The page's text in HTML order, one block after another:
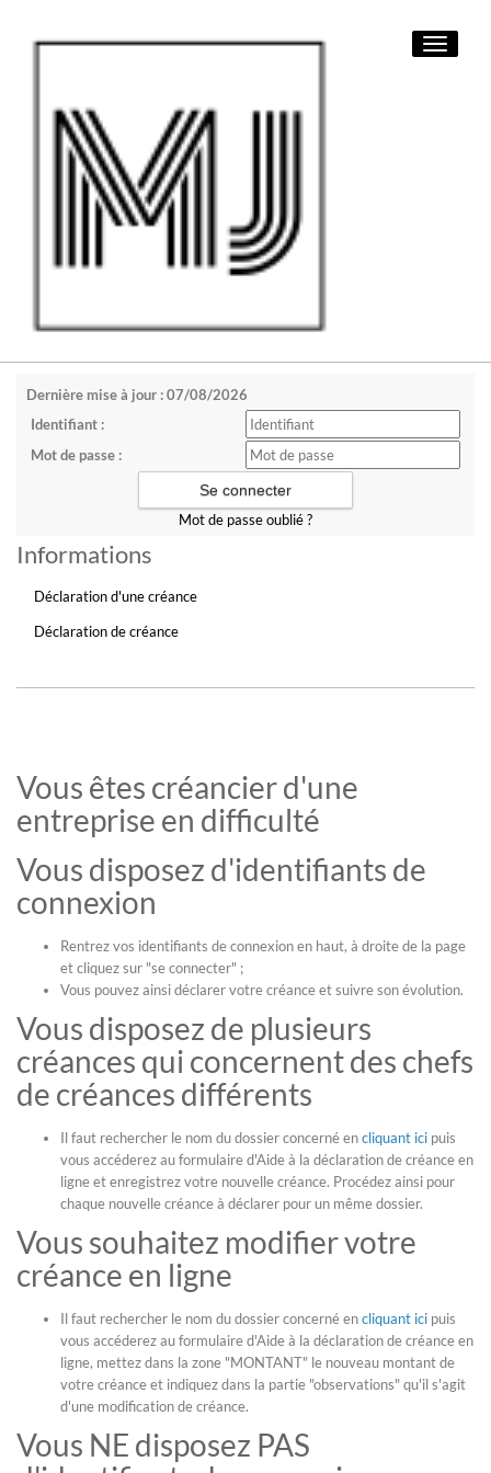
Toggle
Dernière mise à jour : 07/08/2026
Identifiant :
Mot de passe :
Mot de passe oublié ?
Informations
Déclaration d'une créance
Déclaration de créance
Vous êtes créancier d'une
entreprise en difficulté
Vous disposez d'identifiants de
connexion
Rentrez vos identifiants de connexion en haut, à droite de la page
et cliquez sur "se connecter" ;
Vous pouvez ainsi déclarer votre créance et suivre son évolution.
Vous disposez de plusieurs
créances qui concernent des chefs
de créances différents
Il faut rechercher le nom du dossier concerné encliquant ici puis
vous accéderez au formulaire d'Aide à la déclaration de créance en
ligne et enregistrez votre nouvelle créance. Procédez ainsi pour
chaque nouvelle créance à déclarer pour un même dossier.
Vous souhaitez modifier votre
créance en ligne
Il faut rechercher le nom du dossier concerné encliquant ici puis
vous accéderez au formulaire d'Aide à la déclaration de créance en
ligne, mettez dans la zone "MONTANT" le nouveau montant de
votre créance et indiquez dans la partie "observations" qu'il s'agit
d'une modification de créance.
Vous NE disposez PAS